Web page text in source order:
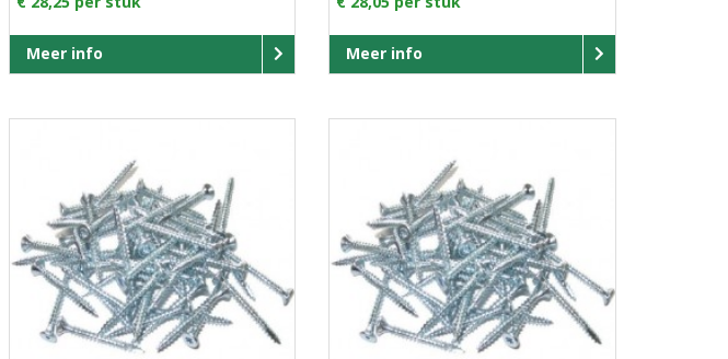
Meer info Meer info